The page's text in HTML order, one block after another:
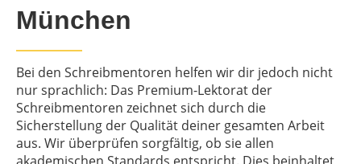
München
Bei den Schreibmentoren helfen wir dir jedoch nicht
nur sprachlich: Das Premium-Lektorat der
Schreibmentoren zeichnet sich durch die
Sicherstellung der Qualität deiner gesamten Arbeit
aus. Wir überprüfen sorgfältig, ob sie allen
akademischen Standards entspricht. Dies beinhaltet